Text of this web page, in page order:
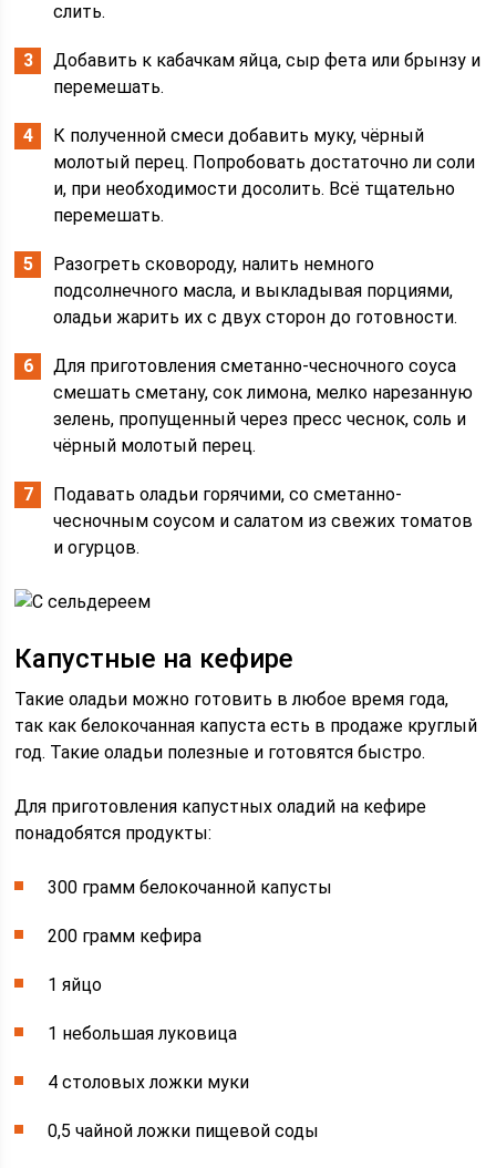
слить.
Добавить к кабачкам яйца, сыр фета или брынзу и
перемешать.
К полученной смеси добавить муку, чёрный
молотый перец. Попробовать достаточно ли соли
и, при необходимости досолить. Всё тщательно
перемешать.
Разогреть сковороду, налить немного
подсолнечного масла, и выкладывая порциями,
оладьи жарить их с двух сторон до готовности.
Для приготовления сметанно-чесночного соуса
смешать сметану, сок лимона, мелко нарезанную
зелень, пропущенный через пресс чеснок, соль и
чёрный молотый перец.
Подавать оладьи горячими, со сметанно-
чесночным соусом и салатом из свежих томатов
и огурцов.
Капустные на кефире
Такие оладьи можно готовить в любое время года,
так как белокочанная капуста есть в продаже круглый
год. Такие оладьи полезные и готовятся быстро.
Для приготовления капустных оладий на кефире
понадобятся продукты:
300 грамм белокочанной капусты
200 грамм кефира
1 яйцо
1 небольшая луковица
4 столовых ложки муки
0,5 чайной ложки пищевой соды